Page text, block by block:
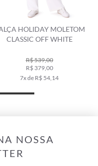
HOLIDAY MOLETOM
CLASSIC OFF WHITE
R$ 539,00
R$ 379,00
7x de R$ 54,14
NOSSA